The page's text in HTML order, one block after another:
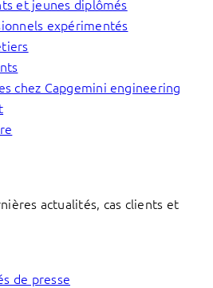
et jeunes diplômés
expérimentés
chez Capgemini engineering
actualités, cas clients et
de presse